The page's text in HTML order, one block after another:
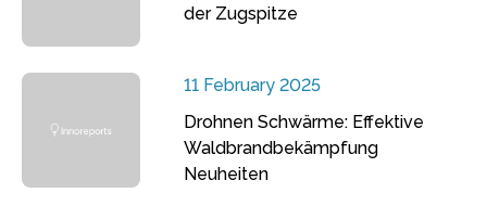
der Zugspitze
11 February 2025
Drohnen Schwärme: Effektive
Waldbrandbekämpfung
Neuheiten